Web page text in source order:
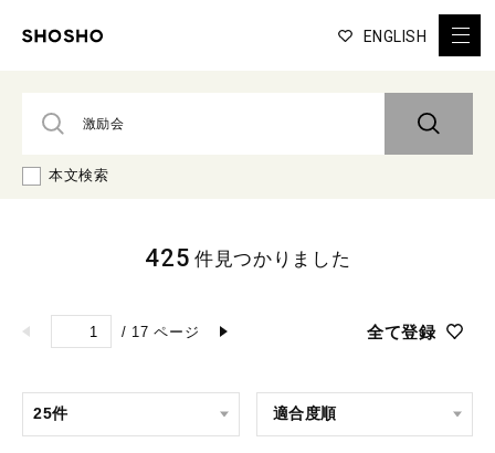
ENGLISH
本文検索
/ 17 ページ 全て登録
425 件見つかりました